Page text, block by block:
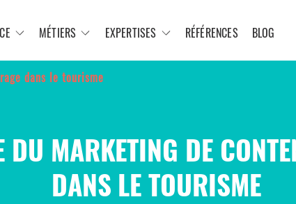
MÉTIERS EXPERTISES RÉFÉRENCES BLOG
dans le tourisme
MARKETING DE
DANS LE TOURISME